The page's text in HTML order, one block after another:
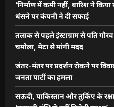
‘निर्माण में कमी नहीं, बारिश ने
धंसने पर कंपनी ने दी सफाई
तलाक से पहले इंस्टाग्राम से पति
चमोला, मेटा से मांगी मदद
जंतर-मंतर पर प्रदर्शन रोकने पर
जनता पार्टी का हमला
सऊदी, पाकिस्तान और तुर्किए के